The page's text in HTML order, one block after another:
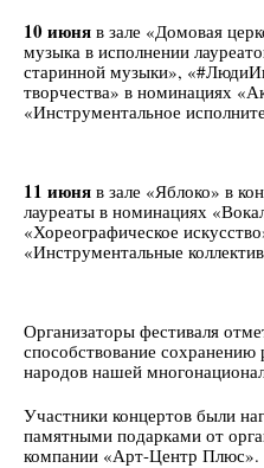
10 июня в зале «Домовая
музыка в исполнении
старинной музыки»,
творчества» в номинациях
«Инструментальное
11 июня в зале «Яблоко» в
лауреаты в номинациях
«Хореографическое
«Инструментальные
Организаторы фестиваля
способствование сохранению
народов нашей
Участники концертов были
памятными подарками от
компании «Арт-Центр Плюс».